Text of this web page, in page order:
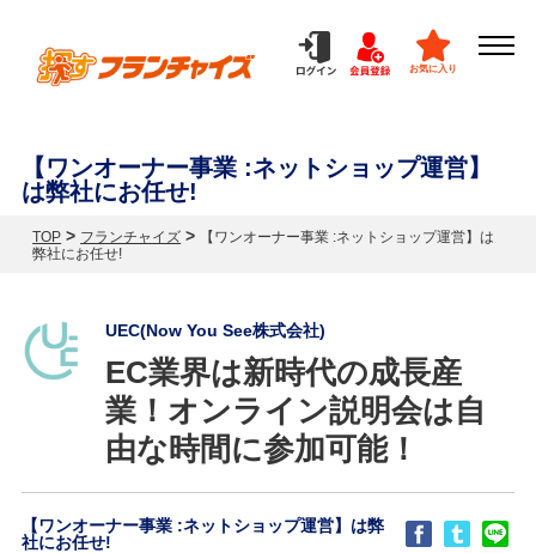
お気に入り
【ワンオーナー事業 :ネットショップ運営】
は弊社にお任せ!
TOP > フランチャイズ >
【ワンオーナー事業 :ネットショップ運営】は
弊社にお任せ!
UEC(Now You See株式会社)
EC業界は新時代の成長産
業！オンライン説明会は自
由な時間に参加可能！
【ワンオーナー事業 :ネットショップ運営】は弊
社にお任せ!